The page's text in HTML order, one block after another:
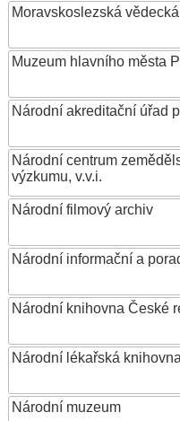
Moravskoslezská
Muzeum hlavního města
Národní akreditační úřad
Národní centrum
výzkumu, v.v.i.
Národní filmový archiv
Národní informační a
Národní knihovna České
Národní lékařská
Národní muzeum